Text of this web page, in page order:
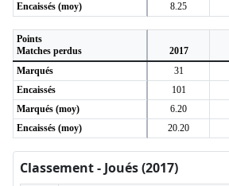
Encaissés (moy)
8.25
Points
Matches perdus
2017
Marqués
31
Encaissés
101
Marqués (moy)
6.20
Encaissés (moy)
20.20
Classement - Joués (2017)